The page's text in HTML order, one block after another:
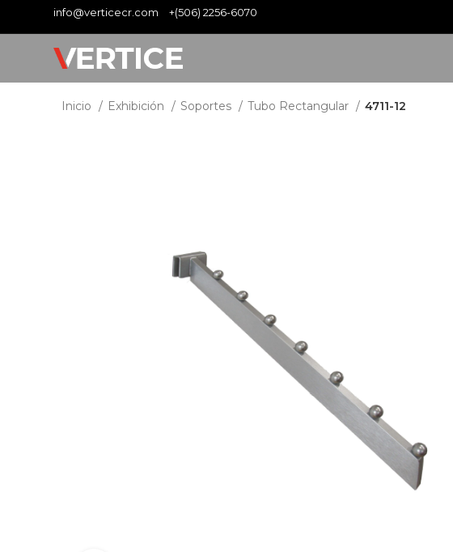
info@verticecr.com +(506) 2256-6070
Inicio Exhibición Soportes Tubo Rectangular 4711-12